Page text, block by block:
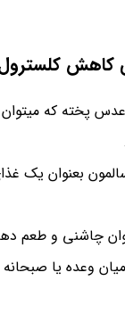
کاهش
پخته که
بعنوان یک
چاشنی و طعم
میان وعده یا